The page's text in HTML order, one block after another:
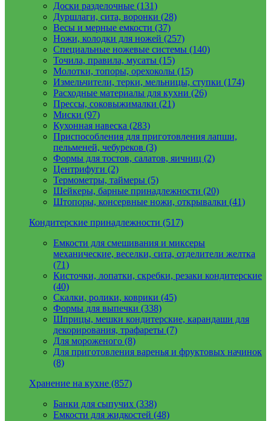
Доски разделочные (131)
Дуршлаги, сита, воронки (28)
Весы и мерные емкости (37)
Ножи, колодки для ножей (257)
Специальные ножевые системы (140)
Точила, правила, мусаты (15)
Молотки, топоры, орехоколы (15)
Измельчители, терки, мельницы, ступки (174)
Расходные материалы для кухни (26)
Прессы, соковыжималки (21)
Миски (97)
Кухонная навеска (283)
Приспособления для приготовления лапши,
пельменей, чебуреков (3)
Формы для тостов, салатов, яичниц (2)
Центрифуги (2)
Термометры, таймеры (5)
Шейкеры, барные принадлежности (20)
Штопоры, консервные ножи, открывалки (41)
Кондитерские принадлежности (517)
Емкости для смешивания и миксеры
механические, веселки, сита, отделители желтка
(71)
Кисточки, лопатки, скребки, резаки кондитерские
(40)
Скалки, ролики, коврики (45)
Формы для выпечки (338)
Шприцы, мешки кондитерские, карандаши для
декорирования, трафареты (7)
Для мороженого (8)
Для приготовления варенья и фруктовых начинок
(8)
Хранение на кухне (857)
Банки для сыпучих (338)
Емкости для жидкостей (48)